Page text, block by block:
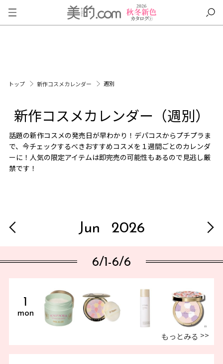
トップ 新作コスメカレンダー 週別
新作コスメカレンダー（週別）
話題の新作コスメの発売日が早わかり！デパコスからプチプラま
で、今チェックするべきおすすめコスメを１週間ごとのカレンダ
ーに！人気の限定アイテムは即完売の可能性もあるので見逃し厳
禁です！
Jun 2026
6/1-6/6
1
mon
もっとみる